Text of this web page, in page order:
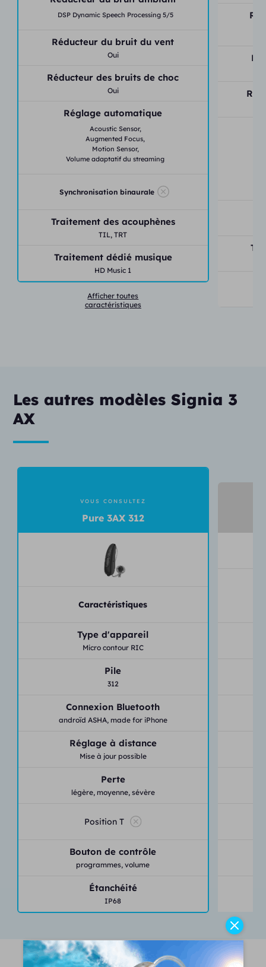
DSP Dynamic Speech Processing 5/5
Réducteur du bruit du vent
Oui
Réducteur des bruits de choc
Oui
Réglage automatique
Acoustic Sensor,
Augmented Focus,
Motion Sensor,
Volume adaptatif du streaming
Synchronisation binaurale
Traitement des acouphènes
TIL, TRT
Traitement dédié musique
HD Music 1
Afficher toutes
caractéristiques
Les autres modèles Signia 3
AX
VOUS CONSULTEZ
Pure 3AX 312
Caractéristiques
Type d'appareil
Micro contour RIC
Pile
312
Connexion Bluetooth
androïd ASHA, made for iPhone
Réglage à distance
Mise à jour possible
Perte
légère, moyenne, sévère
Position T
Bouton de contrôle
programmes, volume
Étanchéité
IP68